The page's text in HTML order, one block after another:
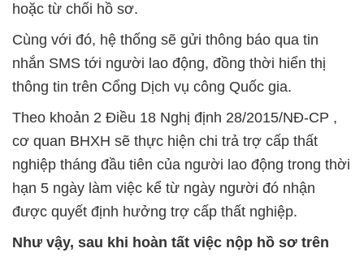
hoặc từ chối hồ sơ.
Cùng với đó, hệ thống sẽ gửi thông báo qua tin
nhắn SMS tới người lao động, đồng thời hiển thị
thông tin trên Cổng Dịch vụ công Quốc gia.
Theo khoản 2 Điều 18 Nghị định 28/2015/NĐ-CP ,
cơ quan BHXH sẽ thực hiện chi trả trợ cấp thất
nghiệp tháng đầu tiên của người lao động trong thời
hạn 5 ngày làm việc kể từ ngày người đó nhận
được quyết định hưởng trợ cấp thất nghiệp.
Như vậy, sau khi hoàn tất việc nộp hồ sơ trên